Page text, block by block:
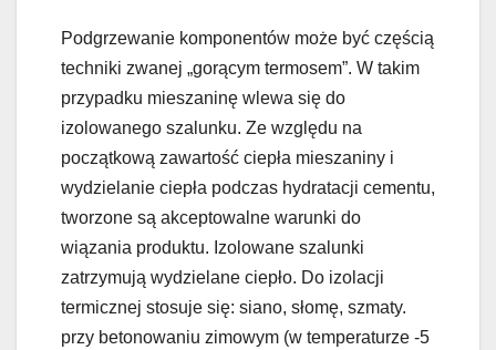
Podgrzewanie komponentów może być częścią
techniki zwanej „gorącym termosem”. W takim
przypadku mieszaninę wlewa się do
izolowanego szalunku. Ze względu na
początkową zawartość ciepła mieszaniny i
wydzielanie ciepła podczas hydratacji cementu,
tworzone są akceptowalne warunki do
wiązania produktu. Izolowane szalunki
zatrzymują wydzielane ciepło. Do izolacji
termicznej stosuje się: siano, słomę, szmaty.
przy betonowaniu zimowym (w temperaturze -5